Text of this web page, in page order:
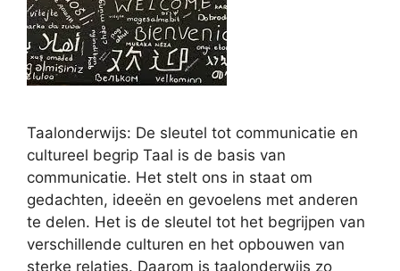
Taalonderwijs: De sleutel tot communicatie en
cultureel begrip Taal is de basis van
communicatie. Het stelt ons in staat om
gedachten, ideeën en gevoelens met anderen
te delen. Het is de sleutel tot het begrijpen van
verschillende culturen en het opbouwen van
sterke relaties. Daarom is taalonderwijs zo